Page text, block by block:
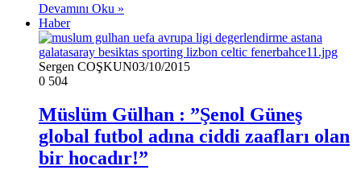
Devamını Oku »
Haber
Sergen COŞKUN03/10/2015
0 504
Müslüm Gülhan : ”Şenol Güneş
global futbol adına ciddi zaafları olan
bir hocadır!”